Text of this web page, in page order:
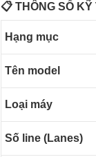
📋 THÔNG SỐ
Hạng mục
Tên model
Loại máy
Số line (Lanes)